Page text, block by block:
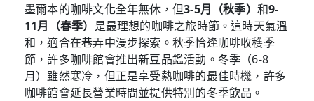
墨爾本的咖啡文化全年無休，但3-5月（秋季） 和9-
11月（春季） 是最理想的咖啡之旅時節。這時天氣溫
和，適合在巷弄中漫步探索。秋季恰逢咖啡收穫季
節，許多咖啡館會推出新豆品鑑活動。冬季（6-8
月）雖然寒冷，但正是享受熱咖啡的最佳時機，許多
咖啡館會延長營業時間並提供特別的冬季飲品。